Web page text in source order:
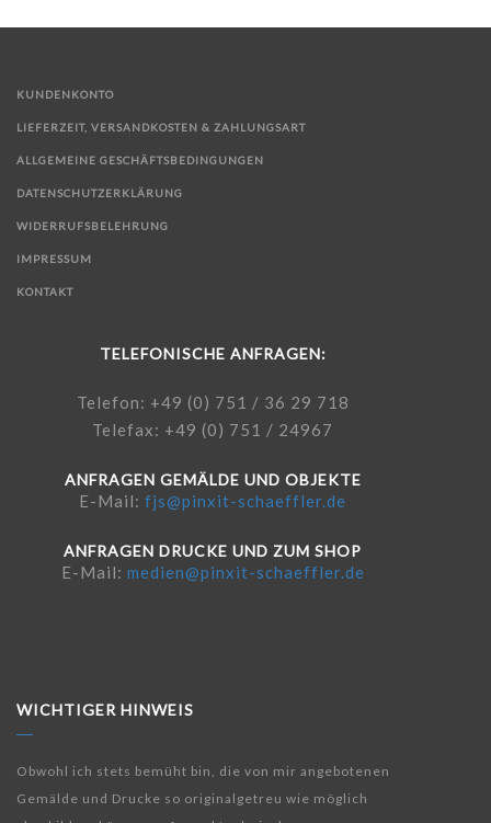
KUNDENKONTO
LIEFERZEIT, VERSANDKOSTEN & ZAHLUNGSART
ALLGEMEINE GESCHÄFTSBEDINGUNGEN
DATENSCHUTZERKLÄRUNG
WIDERRUFSBELEHRUNG
IMPRESSUM
KONTAKT
TELEFONISCHE ANFRAGEN:
Telefon: +49 (0) 751 / 36 29 718
Telefax: +49 (0) 751 / 24967
ANFRAGEN GEMÄLDE UND OBJEKTE
E-Mail: fjs@pinxit-schaeffler.de
ANFRAGEN DRUCKE UND ZUM SHOP
E-Mail: medien@pinxit-schaeffler.de
WICHTIGER HINWEIS
Obwohl ich stets bemüht bin, die von mir angebotenen
Gemälde und Drucke so originalgetreu wie möglich